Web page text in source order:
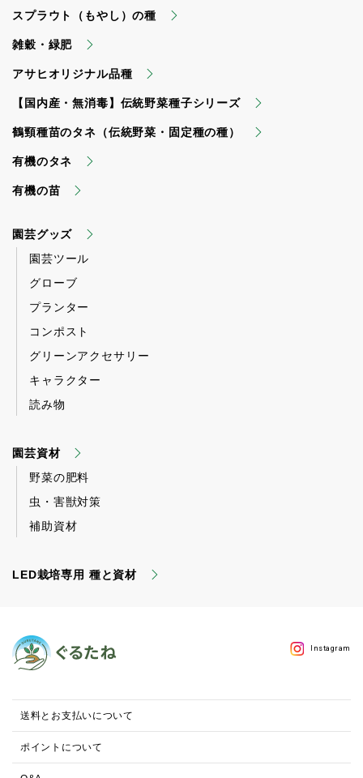
スプラウト（もやし）の種
雑穀・緑肥
アサヒオリジナル品種
【国内産・無消毒】伝統野菜種子シリーズ
鶴頸種苗のタネ（伝統野菜・固定種の種）
有機のタネ
有機の苗
園芸グッズ
園芸ツール
グローブ
プランター
コンポスト
グリーンアクセサリー
キャラクター
読み物
園芸資材
野菜の肥料
虫・害獣対策
補助資材
LED栽培専用 種と資材
Instagram
送料とお支払いについて
ポイントについて